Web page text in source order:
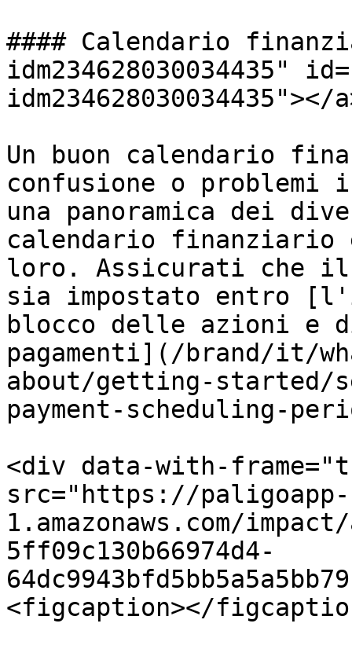
#### Calendario
idm234628030034435"
idm234628030034435"></
Un buon calendario
confusione o
una panoramica dei
calendario finanziario
loro. Assicurati che
sia impostato entro
blocco delle azioni e
pagamenti](/brand/it/
about/getting-started/
payment-scheduling-
<div data-with-
src="https://paligoapp-
1.amazonaws.com/
5ff09c130b66974d4-
<figcaption></